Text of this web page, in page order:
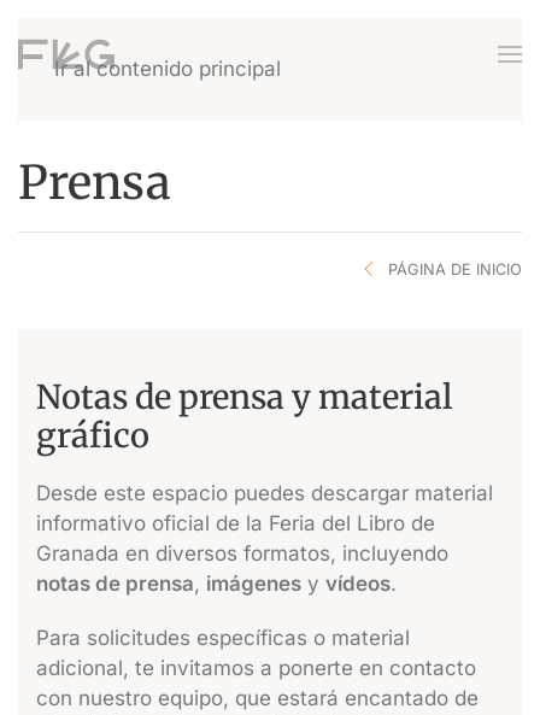
Ir al contenido principal
Prensa
PÁGINA DE INICIO
Notas de prensa y material
gráfico
Desde este espacio puedes descargar material
informativo oficial de la Feria del Libro de
Granada en diversos formatos, incluyendo
notas de prensa, imágenes y vídeos.
Para solicitudes específicas o material
adicional, te invitamos a ponerte en contacto
con nuestro equipo, que estará encantado de